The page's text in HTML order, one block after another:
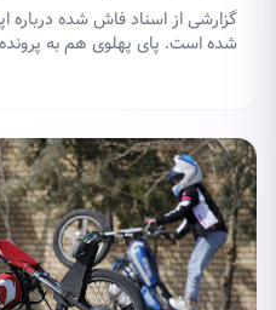
گزارشی از اسناد فاش شده درباره
شده است. پای پهلوی هم به